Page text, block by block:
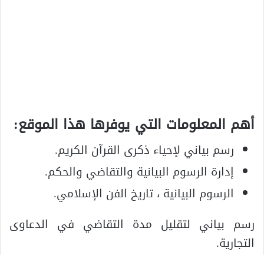
أهم المعلومات التي يوفرها هذا الموقع:
رسم بياني لإحياء ذكرى القرآن الكريم.
إدارة الرسوم البيانية والتقاضي والحكم.
الرسوم البيانية ، تاريخ الفن الإسلامي.
رسم بياني لتقليل مدة التقاضي في الدعاوى
التجارية.